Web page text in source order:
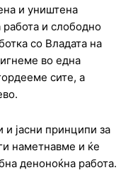
и уништена
и слободно
со Владата на
во една
сите, а
јасни принципи за
наметнавме и ќе
деноноќна работа.